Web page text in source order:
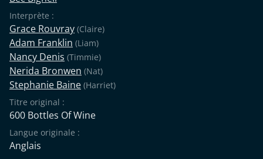
Interprète :
Grace Rouvray (Claire)
Adam Franklin (Liam)
Nancy Denis (Timmie)
Nerida Bronwen (Nat)
Stephanie Baine (Harriet)
Titre original :
600 Bottles Of Wine
Langue originale :
Anglais